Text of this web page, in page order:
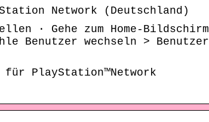
Network (Deutschland)
· Gehe zum Home-Bildschirm
Benutzer wechseln > Benutzer
PlayStation™Network